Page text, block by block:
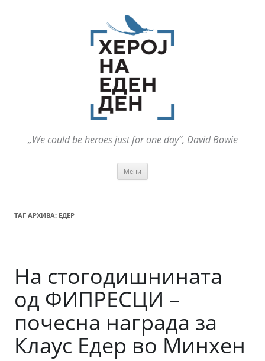
„We could be heroes just for one day“, David Bowie
Мени
ТАГ АРХИВА: ЕДЕР
На стогодишнината
од ФИПРЕСЦИ –
почесна награда за
Клаус Едер во Минхен